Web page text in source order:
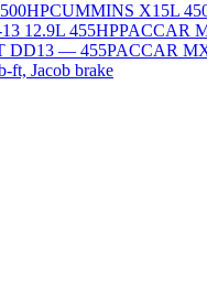
CUMMINS X15L
12.9L 455HPPACCAR
DD13 — 455PACCAR
ft, Jacob brake